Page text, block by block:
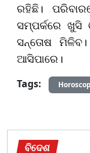
ରହିଛି।
ସମ୍ପର୍କରେ ଖୁସି
ସନ୍ତୋଷ
ଆସିପାରେ।
Tags:
ବିଦେଶ